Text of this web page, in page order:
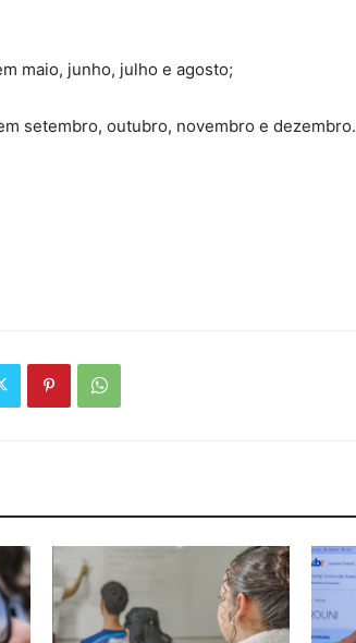
maio, junho, julho e agosto;
setembro, outubro, novembro e dezembro.